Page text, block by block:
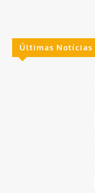
Últimas Notícias